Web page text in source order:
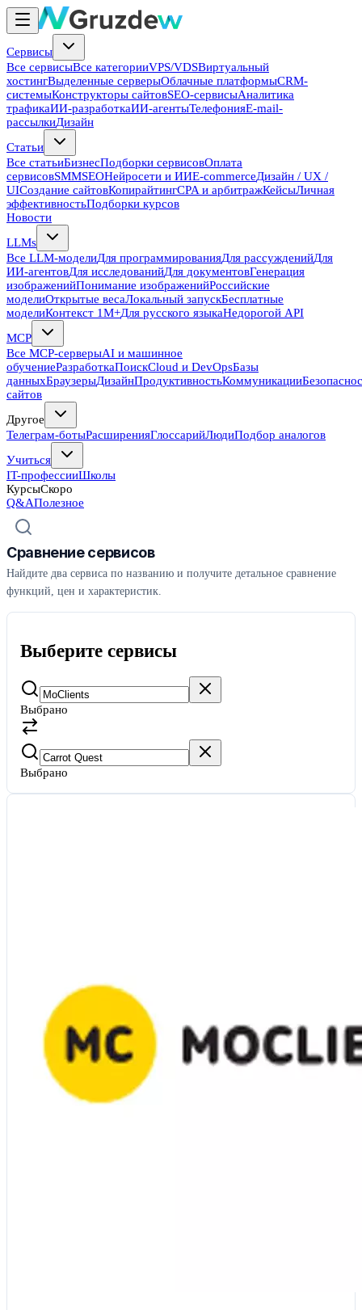
Сервисы
Все сервисыВсе категорииVPS/VDSВиртуальный
хостингВыделенные серверыОблачные платформыCRM-
системыКонструкторы сайтовSEO-сервисыАналитика
трафикаИИ-разработкаИИ-агентыТелефонияE-mail-
рассылкиДизайн
Статьи
Все статьиБизнесПодборки сервисовОплата
сервисовSMMSEOНейросети и ИИE-commerceДизайн / UX /
UIСоздание сайтовКопирайтингCPA и арбитражКейсыЛичная
эффективностьПодборки курсов
Новости
LLMs
Все LLM-моделиДля программированияДля рассужденийДля
ИИ-агентовДля исследованийДля документовГенерация
изображенийПонимание изображенийРоссийские
моделиОткрытые весаЛокальный запускБесплатные
моделиКонтекст 1M+Для русского языкаНедорогой API
MCP
Все MCP-серверыAI и машинное
обучениеРазработкаПоискCloud и DevOpsБазы
данныхБраузерыДизайнПродуктивностьКоммуникации
сайтов
Другое
Телеграм-ботыРасширенияГлоссарийЛюдиПодбор аналогов
Учиться
IT-профессииШколы
КурсыСкоро
Q&AПолезное
Сравнение сервисов
Найдите два сервиса по названию и получите детальное сравнение
функций, цен и характеристик.
Выберите сервисы
Выбрано
Выбрано